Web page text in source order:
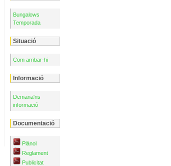
Bungalows
Temporada
Situació
Com arribar-hi
Informació
Demana'ns
informació
Documentació
Plànol
Reglament
Publicitat